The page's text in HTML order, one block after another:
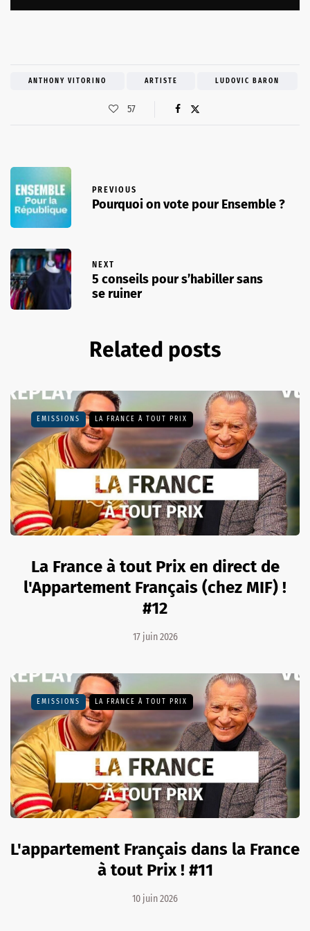
ANTHONY VITORINO ARTISTE LUDOVIC BARON
57
PREVIOUS
Pourquoi on vote pour Ensemble ?
NEXT
5 conseils pour s’habiller sans
se ruiner
Related posts
EMISSIONS LA FRANCE À TOUT PRIX
La France à tout Prix en direct de
l'Appartement Français (chez MIF) !
#12
17 juin 2026
EMISSIONS LA FRANCE À TOUT PRIX
L'appartement Français dans la France
à tout Prix ! #11
10 juin 2026